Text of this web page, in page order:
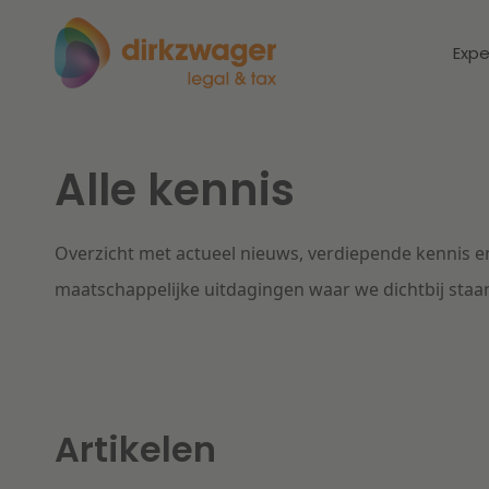
Expertises
Banking & Finance
Thema's
Dichtbij de
energietransitie
Alle kennis
Overzicht met actueel nieuws, verdiepende kennis
maatschappelijke uitdagingen waar we dichtbij
Artikelen